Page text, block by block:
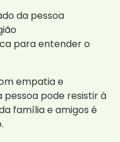
da pessoa
para entender o
empatia e
pessoa pode resistir à
família e amigos é